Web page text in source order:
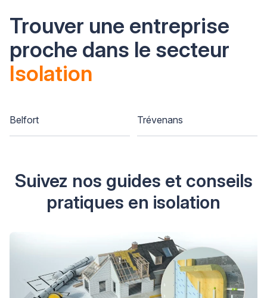
Trouver une entreprise
proche dans le secteur
Isolation
Belfort Trévenans
Suivez nos guides et conseils
pratiques en isolation